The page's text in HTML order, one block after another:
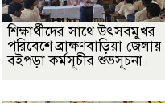
শিক্ষার্থীদের সাথে উৎসবমুখর
পরিবেশে ব্রাক্ষণবাড়িয়া জেলায়
বইপড়া কর্মসূচীর শুভসূচনা।